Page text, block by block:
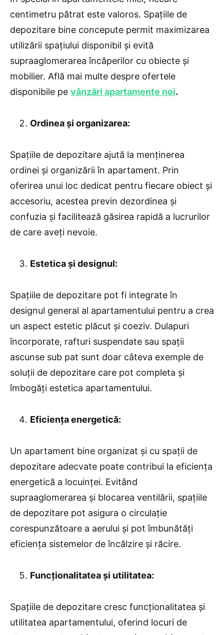
centimetru pătrat este valoros. Spațiile de
depozitare bine concepute permit maximizarea
utilizării spațiului disponibil și evită
supraaglomerarea încăperilor cu obiecte și
mobilier. Află mai multe despre ofertele
disponibile pe vânzări apartamente noi.
Ordinea și organizarea:
Spațiile de depozitare ajută la menținerea
ordinei și organizării în apartament. Prin
oferirea unui loc dedicat pentru fiecare obiect și
accesoriu, acestea previn dezordinea și
confuzia și facilitează găsirea rapidă a lucrurilor
de care aveți nevoie.
Estetica și designul:
Spațiile de depozitare pot fi integrate în
designul general al apartamentului pentru a crea
un aspect estetic plăcut și coeziv. Dulapuri
încorporate, rafturi suspendate sau spații
ascunse sub pat sunt doar câteva exemple de
soluții de depozitare care pot completa și
îmbogăți estetica apartamentului.
Eficiența energetică:
Un apartament bine organizat și cu spații de
depozitare adecvate poate contribui la eficiența
energetică a locuinței. Evitând
supraaglomerarea și blocarea ventilării, spațiile
de depozitare pot asigura o circulație
corespunzătoare a aerului și pot îmbunătăți
eficiența sistemelor de încălzire și răcire.
Funcționalitatea și utilitatea:
Spațiile de depozitare cresc funcționalitatea și
utilitatea apartamentului, oferind locuri de